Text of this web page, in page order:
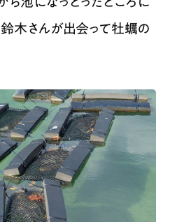
木さんが出会って牡蠣の